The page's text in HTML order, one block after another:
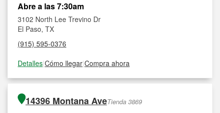
Abre a las 7:30am
3102 North Lee Trevino Dr
El Paso, TX
(915) 595-0376
Detalles|Cómo llegar|Compra ahora
14396 Montana AveTienda 3869